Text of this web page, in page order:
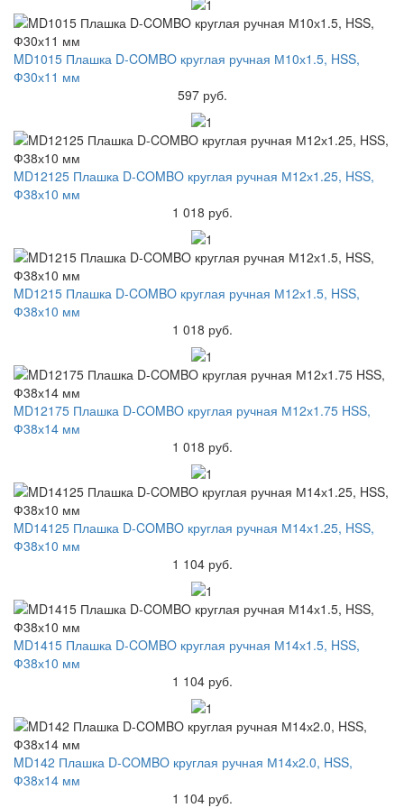
MD1015 Плашка D-COMBO круглая ручная М10х1.5, HSS,
Ф30х11 мм
597 руб.
MD12125 Плашка D-COMBO круглая ручная М12х1.25, HSS,
Ф38х10 мм
1 018 руб.
MD1215 Плашка D-COMBO круглая ручная М12х1.5, HSS,
Ф38х10 мм
1 018 руб.
MD12175 Плашка D-COMBO круглая ручная М12х1.75 HSS,
Ф38х14 мм
1 018 руб.
MD14125 Плашка D-COMBO круглая ручная М14х1.25, HSS,
Ф38х10 мм
1 104 руб.
MD1415 Плашка D-COMBO круглая ручная М14х1.5, HSS,
Ф38х10 мм
1 104 руб.
MD142 Плашка D-COMBO круглая ручная М14х2.0, HSS,
Ф38х14 мм
1 104 руб.